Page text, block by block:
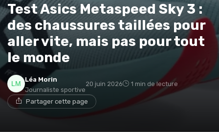
Test Asics Metaspeed Sky 3 :
des chaussures taillées pour
aller vite, mais pas pour tout
le monde
Léa Morin
Journaliste sportive
20 juin 2026 1 min de lecture
Partager cette page